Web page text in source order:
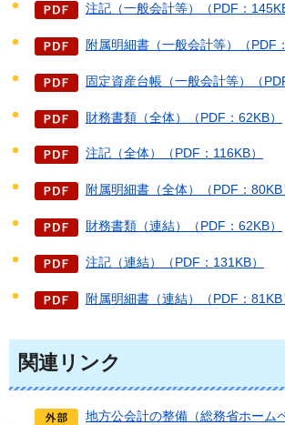
注記（一般会計等）（PDF：
附属明細書（一般会計等）（PDF
固定資産台帳（一般会計等）（
財務書類（全体）（PDF：62KB）
注記（全体）（PDF：116KB）
附属明細書（全体）（PDF：80KB
財務書類（連結）（PDF：62KB）
注記（連結）（PDF：131KB）
附属明細書（連結）（PDF：81KB
関連リンク
地方公会計の整備（総務省ホーム